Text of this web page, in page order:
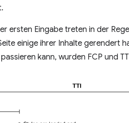
ersten Eingabe treten in der
einige ihrer Inhalte gerendert
kann, wurden FCP und